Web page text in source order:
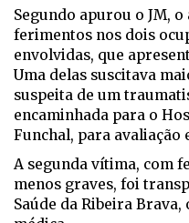
Segundo apurou o JM,
ferimentos nos dois
envolvidas, que
Uma delas suscitava
suspeita de um
encaminhada para o
Funchal, para avaliação
A segunda vítima, com
menos graves, foi
Saúde da Ribeira